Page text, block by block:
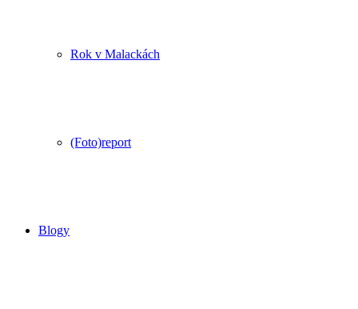
Rok v Malackách
(Foto)report
Blogy